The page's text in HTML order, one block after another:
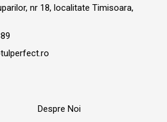
nr 18, localitate Timisoara,
Despre Noi